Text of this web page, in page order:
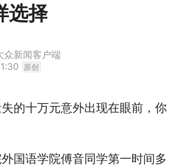
选择
众新闻客户端
原创
的十万元意外出现在眼前，你
国语学院傅音同学第一时间多